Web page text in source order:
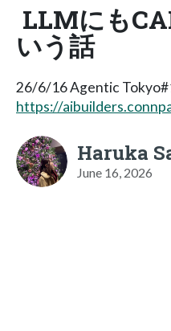
LLMにも
いう話
26/6/16 Agentic
https://
Haruka
June 16, 2026